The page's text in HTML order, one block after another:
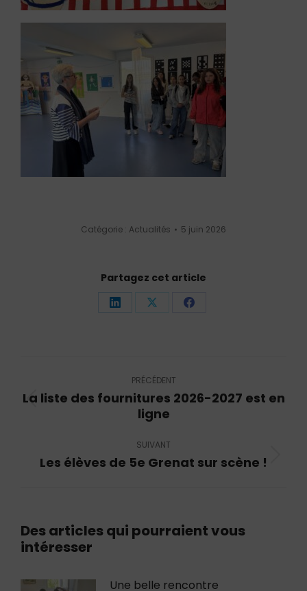
Catégorie : Actualités 5 juin 2026
Partagez cet article
PartagerPartagerPartager
PRÉCÉDENT
Article
:
La liste des fournitures 2026-2027 est en
ligne
SUIVANT
Article
Les élèves de 5e Grenat sur scène !
Des articles qui pourraient vous
intéresser
Une belle rencontre